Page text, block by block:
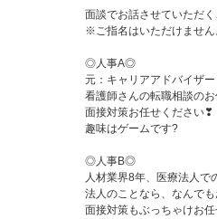
面談でお話させていただ
※ご指名はいただけません
◎人事A◎
元：キャリアアドバイザー
看護師さんの転職相談のお
面接対策お任せください❣
趣味はゲームです?
◎人事B◎
人材業界8年、医療法人で
法人のことなら、なんでも
面接対策もぶっちゃけお任